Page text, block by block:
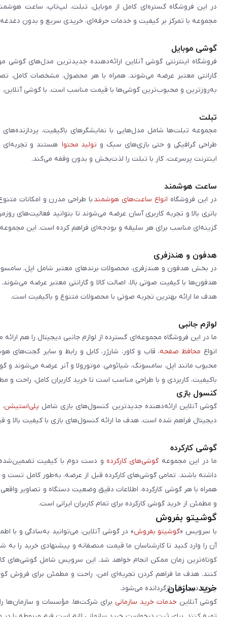
در این فروشگاه گستره‌ای کامل از موبایل، تبلت، لپ‌تاپ، ساعت
مجموعه با تمرکز بر کیفیت و خدمات حرفه‌ای، خریدی سریع و بدون دغدغه
گوشی موبایل
فروشگاه اینترنتی گوشی آنلاین ارائه‌دهنده جدیدترین مدل‌های گوشی
گارانتی معتبر عرضه می‌شوند. همراه با هر محصول، مشخصات کامل،
به‌روزترین و محبوب‌ترین گوشی‌ها با قیمت مناسب است. با گوشی
تبلت
مجموعه تبلت‌ها شامل مدل‌هایی با نمایشگرهای باکیفیت،
طراحی گرافیکی و حتی بازی‌های سبک و تولید محتوا هستند و تجربه‌ای
اینترنت پرسرعت، کار با تبلت را لذت‌بخش و بدون وقفه می‌کند.
ساعت هوشمند
در این فروشگاه انواع ساعت‌های هوشمند با طراحی مدرن و امکانات
باتری بالا و تجربه کاربری آسان عرضه می‌شوند تا بتوانید فعالیت‌های
گزینه‌ای مناسب برای هر سلیقه و بودجه‌ای فراهم کرده است. این مجموعه
هدفون و هندزفری
در بخش هدفون و هندزفری، محصولات برندهای معتبر شامل اپل، سامسونگ،
هدفون‌ها با کیفیت صوتی بالا، اصالت کالا و گارانتی معتبر عرضه
هدف ما ارائه بهترین تجربه صوتی با محصولات متنوع و باکیفیت است.
لوازم جانبی
ما در این فروشگاه مجموعه‌ای گسترده از لوازم جانبی دیجیتال را هم
انواع محافظ صفحه، قاب و کاور، شارژر، کابل و رابط و سایر گجت‌های
محبوب مانند اپل، سامسونگ، شیائومی، موتورولا و آنر عرضه می‌شوند
باکیفیت، کاربردی و با طراحی مناسب است تا خرید کاربران کامل، راحت و
کنسول بازی
گوشی آنلاین ارائه‌دهنده جدیدترین کنسول‌های بازی شامل پلی‌استیشن
دیجیتال فراهم شده است. هدف ما ارائه کنسول‌های بازی با کیفیت بالا و
گوشی کارکرده
ما در این مجموعه گوشی‌های کارکرده و دست دوم با کیفیت تضمین‌شده
داشته باشند. تمامی گوشی‌های کارکرده قبل از عرضه، به‌طور کامل
همراه با هر گوشی کارکرده، اطلاعات دقیق وضعیت دستگاه و تصاویر واقعی
و مطمئن از خرید گوشی کارکرده برای تمام کاربران ایرانی است.
گوشیتو بفروش
با سرویس «گوشیتو بفروش» در گوشی آنلاین، می‌توانید به‌سادگی و
آن را وارد کنید تا کارشناسان ما قیمت منصفانه و پیشنهادی خرید را
کوتاه‌ترین زمان ممکن انجام خواهد شد. این سرویس شامل گوشی‌های
کنند. هدف ما فراهم کردن تجربه‌ای امن، راحت و مطمئن برای فروش
چرخه دیجیتال بازگردانده می‌شود.
خرید سازمان
گوشی آنلاین خدمات خرید سازمانی برای شرکت‌ها، مؤسسات و سازمان‌ها